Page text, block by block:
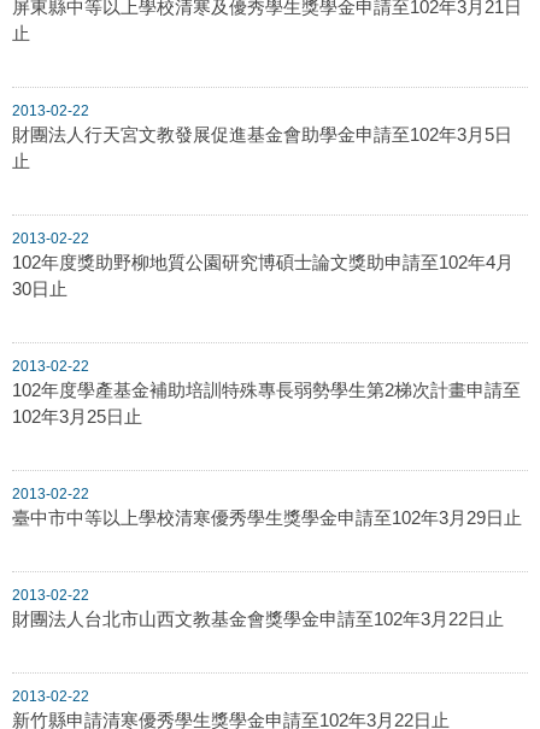
屏東縣中等以上學校清寒及優秀學生獎學金申請至102年3月21日
止
2013-02-22
財團法人行天宮文教發展促進基金會助學金申請至102年3月5日
止
2013-02-22
102年度獎助野柳地質公園研究博碩士論文獎助申請至102年4月
30日止
2013-02-22
102年度學產基金補助培訓特殊專長弱勢學生第2梯次計畫申請至
102年3月25日止
2013-02-22
臺中市中等以上學校清寒優秀學生獎學金申請至102年3月29日止
2013-02-22
財團法人台北市山西文教基金會獎學金申請至102年3月22日止
2013-02-22
新竹縣申請清寒優秀學生獎學金申請至102年3月22日止